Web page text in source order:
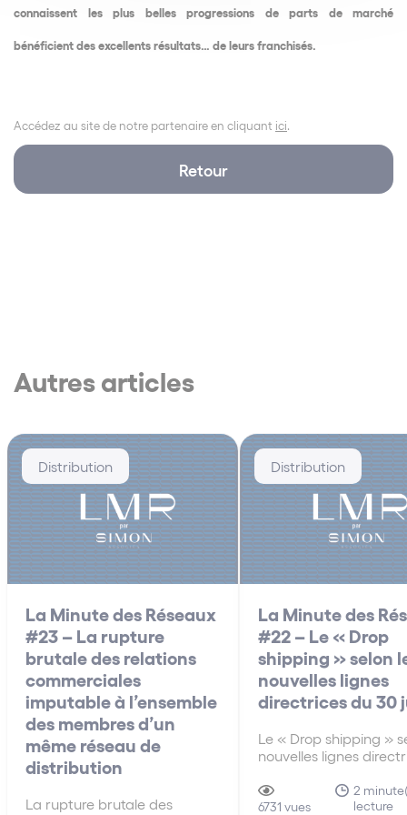
connaissent les plus belles progressions de parts de marché
bénéficient des excellents résultats… de leurs franchisés.
Accédez au site de notre partenaire en cliquant ici
Retour
Autres articles
Distribution
La Minute des Réseaux
#23 – La rupture
brutale des relations
commerciales
imputable à l’ensemble
des membres d’un
même réseau de
distribution
La rupture brutale des
Distribution
La Minute des
#22 – Le « Drop
shipping » selon
nouvelles lignes
directrices du 30
Le « Drop shipping »
nouvelles lignes
anciennes lignes
de 2010, les nouvelles
6731 vues
2
lecture